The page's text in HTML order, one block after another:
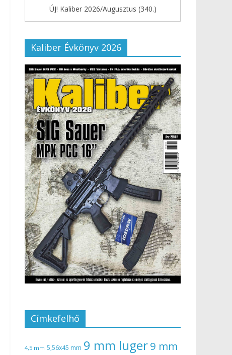
ÚJ! Kaliber 2026/Augusztus (340.)
Kaliber Évkönyv 2026
Címkefelhő
4,5 mm 5,56x45 mm 9 mm luger9 mm